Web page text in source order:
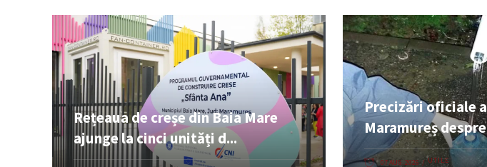
Rețeaua de creșe din Baia Mare
ajunge la cinci unități d...
Precizări oficiale
Maramureș
07 AUG. 2026 UTILE